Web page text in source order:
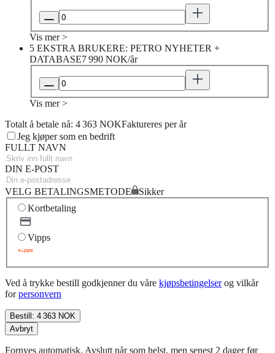
Vis mer >
5 EKSTRA BRUKERE: PETRO NYHETER +
DATABASE7 990 NOK/år
Vis mer >
Totalt å betale nå: 4 363 NOKFaktureres per år
Jeg kjøper som en bedrift
FULLT NAVN
DIN E-POST
VELG BETALINGSMETODE
Sikker
Kortbetaling
Vipps
Ved å trykke bestill godkjenner du våre kjøpsbetingelser og vilkår
for personvern
Bestill: 4 363 NOK
Avbryt
Fornyes automatisk. Avslutt når som helst, men senest 2 dager før